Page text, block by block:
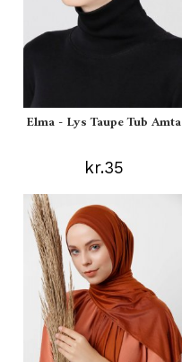
Elma - Lys Taupe Tub Amta
kr.35